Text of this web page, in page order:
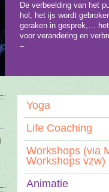
De verbeelding van het
hol, het ijs wordt
geraken in gesprek,…
voor verandering en
–
Yoga
Life Coaching
Workshops (via
Workshops vzw)
Animatie